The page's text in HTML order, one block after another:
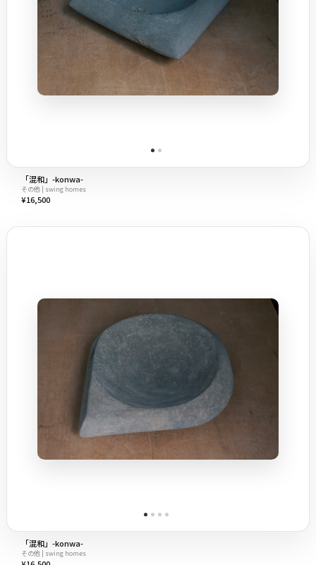
「混和」-konwa-
その他 | swing homes
¥16,500
「混和」-konwa-
その他 | swing homes